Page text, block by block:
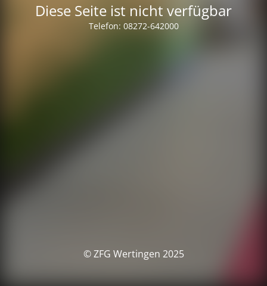
Diese Seite ist nicht verfügbar
Telefon: 08272-642000
© ZFG Wertingen 2025